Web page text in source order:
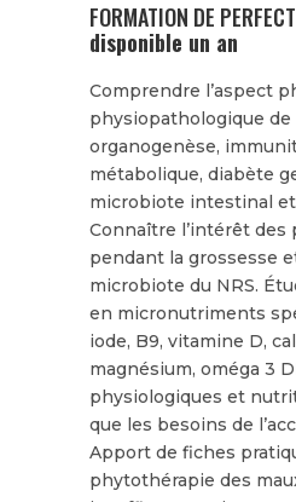
FORMATION DE
disponible un an
Comprendre l’aspect
physiopathologique de
organogenèse,
métabolique, diabète
microbiote intestinal et
Connaître l’intérêt des
pendant la grossesse
microbiote du NRS.
en micronutriments
iode, B9, vitamine D,
magnésium, oméga 3
physiologiques et
que les besoins de
Apport de fiches
phytothérapie des